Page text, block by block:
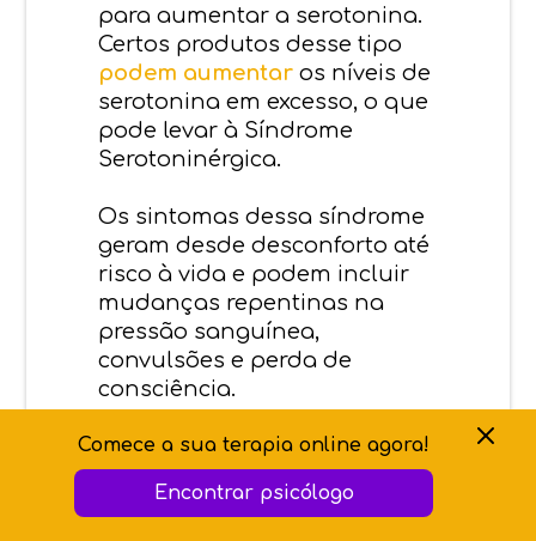
para aumentar a serotonina.
Certos produtos desse tipo
podem aumentar os níveis de
serotonina em excesso, o que
pode levar à Síndrome
Serotoninérgica.
Os sintomas dessa síndrome
geram desde desconforto até
risco à vida e podem incluir
mudanças repentinas na
pressão sanguínea,
convulsões e perda de
consciência.
Conclusão
Quando seu corpo não tem
Comece a sua terapia online agora!
Encontrar psicólogo